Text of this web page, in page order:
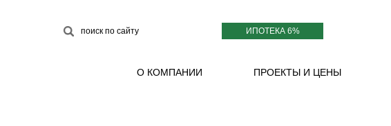
ПРОЕКТЫ И ЦЕНЫ
О КОМПАНИИ
поиск по сайту ИПОТЕКА 6%